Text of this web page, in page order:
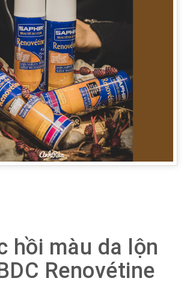
hồi màu da lộn
Renovétine